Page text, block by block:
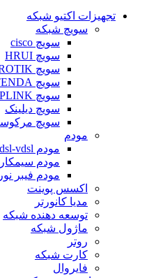
تجهیزات اکتیو شبکه
سویچ شبکه
سویچ cisco
سویچ HRUI
سویچ MICROTIK
سویچ TENDA
سویچ TPLINK
سویچ دیلینک
سویچ
مودم
مودم dsl-vdsl
مودم
مودم فیبر
اکسس پوینت
مدیا کانورتر
توسعه دهنده شبکه
ماژول شبکه
روتر
کارت شبکه
فایروال